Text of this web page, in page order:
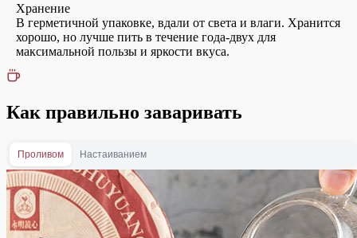
Хранение
В герметичной упаковке, вдали от света и влаги. Хранится
хорошо, но лучше пить в течение года-двух для
максимальной пользы и яркости вкуса.
Как правильно заваривать
Проливом Настаиванием